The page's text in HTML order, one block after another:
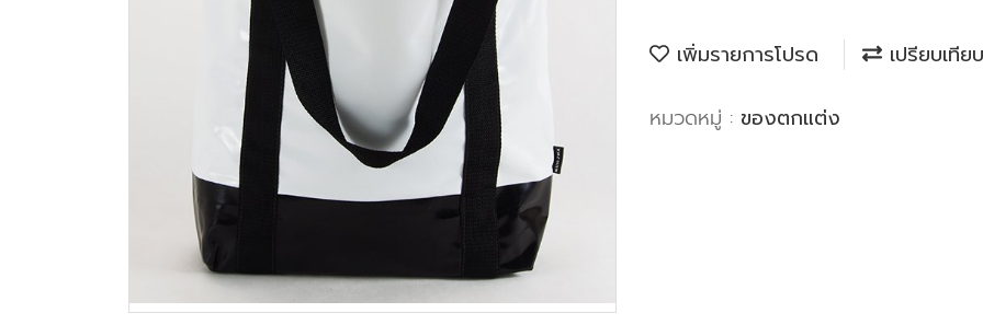
เพิ่มรายการโปรด เปรียบเทียบ
หมวดหมู่ : ของตกแต่ง